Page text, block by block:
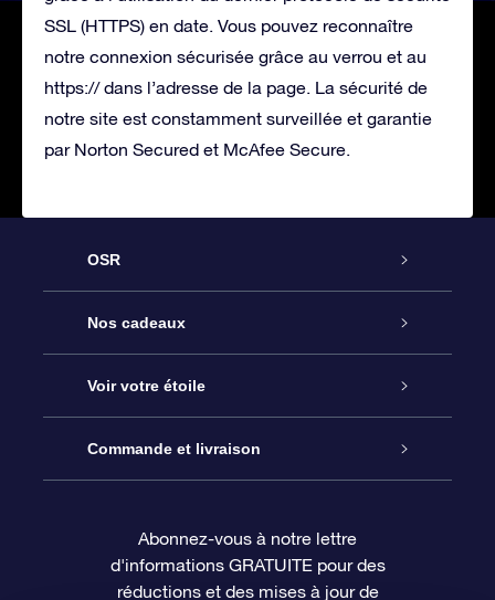
SSL (HTTPS) en date. Vous pouvez reconnaître
notre connexion sécurisée grâce au verrou et au
https:// dans l’adresse de la page. La sécurité de
notre site est constamment surveillée et garantie
par Norton Secured et McAfee Secure.
OSR
Service
À propos de l’OSR
Nous contacter
Questions fréquemment posées
Nos cadeaux
Cadeau d’étoile en ligne
Coffret cadeau OSR
Carte cadeau OSR
Voir votre étoile
Registre des étoiles
Page d’accueil personnalisée
Commande et livraison
Informations de paiement
Abonnez-vous à notre lettre
d'informations GRATUITE pour des
réductions et des mises à jour de